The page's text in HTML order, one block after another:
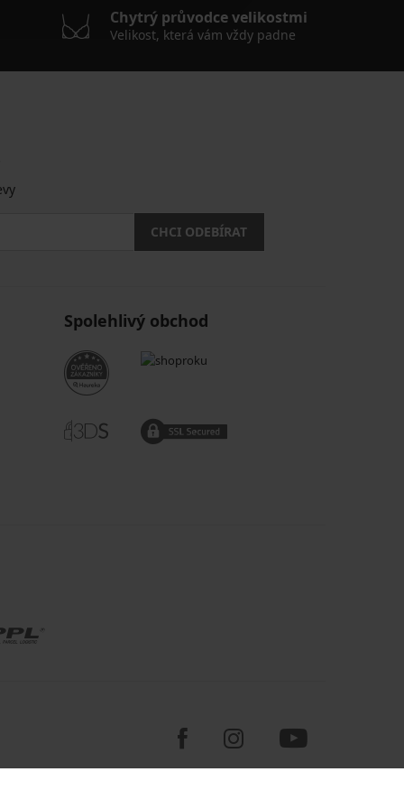
Chytrý průvodce velikostmi
Velikost, která vám vždy padne
CHCI ODEBÍRAT
Spolehlivý obchod